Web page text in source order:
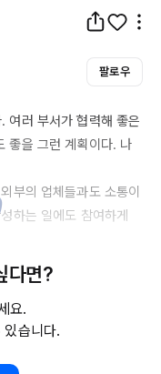
팔로우
여러 부서가 협력해 좋은
좋을 그런 계획이다. 나
부의 업체들과도 소통이
하는 일에도 참여하게
일들로 스트레스도 많
을 느끼겠지.
리했으면 좋겠다. 이번
. 물론 선배들이 다 수
다면?
요.
있습니다.